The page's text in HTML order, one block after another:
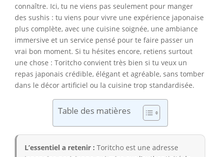
connaître. Ici, tu ne viens pas seulement pour manger
des sushis : tu viens pour vivre une expérience japonaise
plus complète, avec une cuisine soignée, une ambiance
immersive et un service pensé pour te faire passer un
vrai bon moment. Si tu hésites encore, retiens surtout
une chose : Toritcho convient très bien si tu veux un
repas japonais crédible, élégant et agréable, sans tomber
dans le décor artificiel ou la cuisine trop standardisée.
Table des matières
L’essentiel a retenir : Toritcho est une adresse